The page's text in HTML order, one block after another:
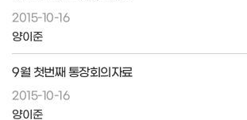
2015-10-16
양이준
9월 첫번째 통장회의자료
2015-10-16
양이준